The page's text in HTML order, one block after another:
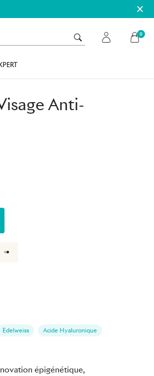
×
0
Anti-
Edelweiss Acide Hyaluronique
épigénétique,